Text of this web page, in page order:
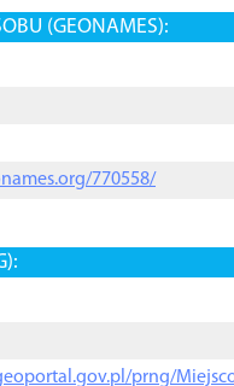
(GEONAMES):
770558/
prng/